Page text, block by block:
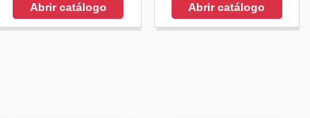
Abrir catálogo Abrir catálogo